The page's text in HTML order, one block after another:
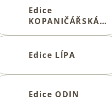
Edice
KOPANIČÁŘSKÁ
Edice LÍPA
Edice ODIN